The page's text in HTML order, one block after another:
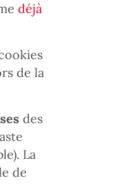
déjà
de la
des
La
de